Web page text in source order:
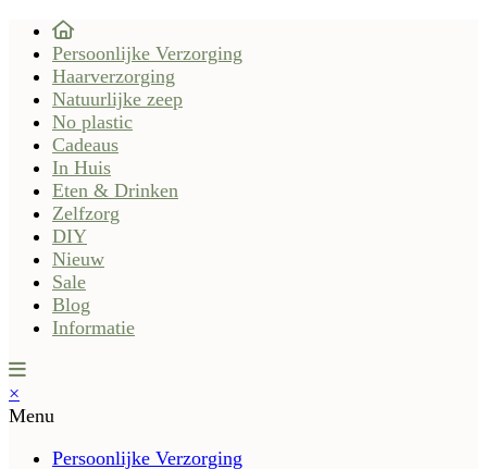
Persoonlijke Verzorging
Haarverzorging
Natuurlijke zeep
No plastic
Cadeaus
In Huis
Eten & Drinken
Zelfzorg
DIY
Nieuw
Sale
Blog
Informatie
×
Menu
Persoonlijke Verzorging